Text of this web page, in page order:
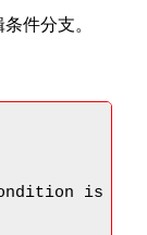
件分支。
is